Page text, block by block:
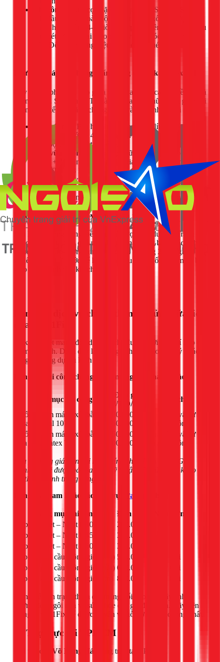
Thi công:
Dùng cọ hoặc rulo quét lớp Sikatop Seal
107 đầu tiên lên toàn bộ bề mặt máng xối đã được làm
ẩm. Chờ khoảng 4-6 giờ cho lớp đầu tiên khô se lại, sau
đó quét lớp thứ hai theo chiều vuông góc với lớp đầu
tiên. Để tăng cường hiệu quả, có thể quét thêm lớp thứ
Phương pháp 2: Chống thấm bằng vữa Sika Latex TH
Đây là giải pháp kết hợp giữa việc sửa chữa, cán lại bề mặt và
chống thấm. Sika Latex TH là phụ gia loại nhũ tương giúp cải
thiện đáng kể khả năng chống thấm và kết dính của xi măng.
Lớp kết nối:
Pha hỗn hợp theo tỷ lệ 1 lít Sika Latex
TH + 1 lít nước + 4kg xi măng. Quét một lớp mỏng lên
toàn bộ bề mặt để tạo liên kết.
Lớp vữa chống thấm:
Trộn vữa theo tỷ lệ: 1 phần xi
măng + 3 phần cát. Trộn phụ gia theo tỷ lệ: 1 lít Sika
Latex TH + 3 lít nước. Sau đó, cho dung dịch phụ gia
vào hỗn hợp vữa khô và trộn đều đến khi đạt độ sệt
phù hợp. Thi công lớp vữa chống thấm này ngay khi
lớp kết nối còn đang ướt, độ dày khoảng 1-2cm.
Bước 4: Bảo dưỡng và nghiệm thu
Sau khi thi công xong, bề mặt cần được bảo dưỡng. Tránh để
lớp chống thấm khô quá nhanh dưới nắng gắt bằng cách che
chắn hoặc phun sương nước nhẹ. Sau khoảng 24-48 giờ, 1Fix
sẽ tiến hành thử nước để kiểm tra hiệu quả chống thấm và bàn
giao công trình cho khách hàng.
Bảng giá dịch vụ chống thấm & sửa chữa liên
quan tại 1Fix
1Fix cam kết mang đến dịch vụ chất lượng với chi phí hợp lý
và minh bạch. Dưới đây là bảng giá tham khảo để quý khách
hàng dễ dàng dự trù kinh phí.
Bảng giá thi công chống thấm máng xối (tham khảo)
Hạng mục thi công
Đơn giá
(VNĐ/m²)
Ghi chú
Chống thấm máng xối bằng
Sikatop Seal 107
280.000 -
450.000
Bao gồm vật tư
và nhân công
Chống thấm máng xối bằng
vữa Sika Latex TH
250.000 -
400.000
Bao gồm vật tư
và nhân công
Lưu ý: Bảng giá trên chỉ mang tính chất tham khảo. Giá
chính xác sẽ được báo sau khi kỹ thuật viên của 1Fix khảo
sát thực tế tình trạng công trình.
Bảng giá tham khảo các dịch vụ
sửa nhà
Hạng mục thi công Đơn giá (VNĐ)
Đơn vị
Lợp tôn Việt – Nhật 0,40 mm
290.000
Lợp tôn Việt – Nhật 0,45 mm
300.000
Lợp tôn Việt – Nhật 0,50 mm
310.000
Lắp đặt quả cầu thông gió (nhỏ) 550.000
Lắp đặt quả cầu thông gió (vừa) 650.000
Lắp đặt quả cầu thông gió (lớn)
800.000
Đừng để tình trạng thấm dột máng xối kéo dài, gây ảnh
hưởng đến ngôi nhà và sức khỏe của gia đình bạn. Hãy liên
hệ ngay với 1Fix để được tư vấn và hỗ trợ nhanh chóng nhất.
📍 Thợ trực tại TPHCM
Đội thợ của Võ Hồng Hải
đang trực tại TPHCM.